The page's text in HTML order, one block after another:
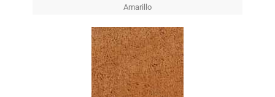
Amarillo